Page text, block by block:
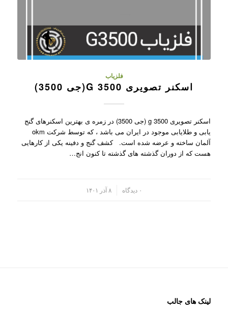
فلزیاب
اسکنر تصویری G 3500(جی 3500)
اسکنر تصویری g 3500 (جی 3500) در زمره ی بهترین اسکنرهای گنج
یابی و طلایابی موجود در ایران می باشد ، که توسط شرکت okm
آلمان ساخته و عرضه شده است. کشف گنج و دفینه یکی از کارهایی
هست که از دوران گذشته های گذشته تا کنون انج…
۰ دیدگاه ۸ آذر ۱۴۰۱
لینک های جالب